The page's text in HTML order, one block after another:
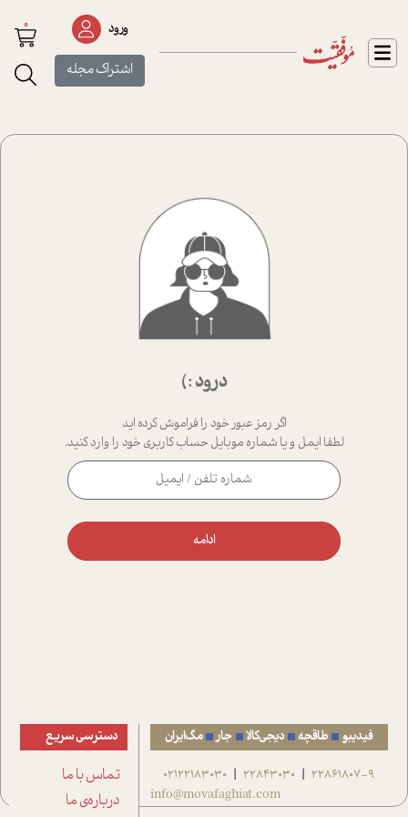
ورود
اشتراک مجله
0
درود :)
اگر رمز عبور خود را فراموش کرده اید
لطفا ایمل و یا شماره موبایل حساب کاربری خود را وارد کنید.
ادامه
فیدیبو طاقچه دیجی‌کالا جار مگ‌ایران
22861807-9
|
22843030
|
02122183030
info@movafaghiat.com
دسترسی سریع
تماس با ما
درباره‌ی ما